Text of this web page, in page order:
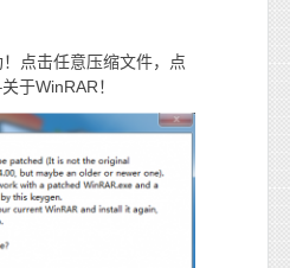
点击任意压缩文件，点
于WinRAR！